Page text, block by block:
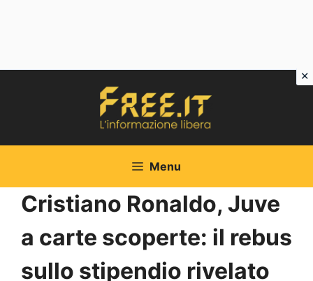
Menu
Cristiano Ronaldo, Juve
a carte scoperte: il rebus
sullo stipendio rivelato